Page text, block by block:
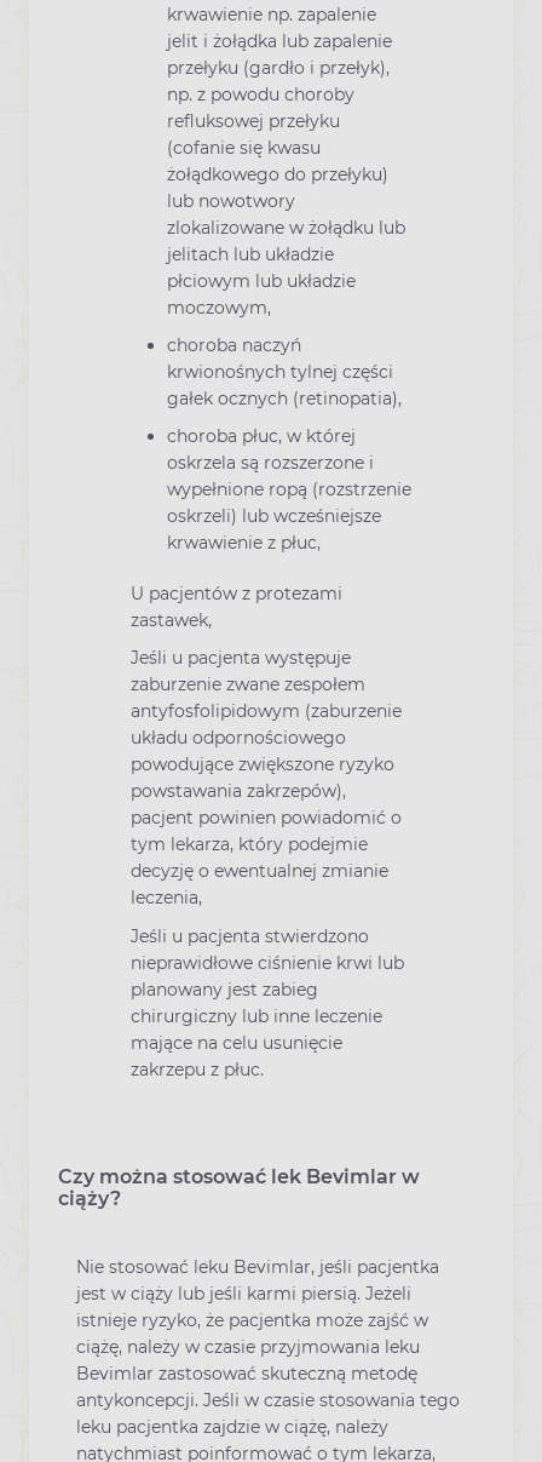
krwawienie np. zapalenie
jelit i żołądka lub zapalenie
przełyku (gardło i przełyk),
np. z powodu choroby
refluksowej przełyku
(cofanie się kwasu
żołądkowego do przełyku)
lub nowotwory
zlokalizowane w żołądku lub
jelitach lub układzie
płciowym lub układzie
moczowym,
choroba naczyń
krwionośnych tylnej części
gałek ocznych (retinopatia),
choroba płuc, w której
oskrzela są rozszerzone i
wypełnione ropą (rozstrzenie
oskrzeli) lub wcześniejsze
krwawienie z płuc,
U pacjentów z protezami
zastawek,
Jeśli u pacjenta występuje
zaburzenie zwane zespołem
antyfosfolipidowym (zaburzenie
układu odpornościowego
powodujące zwiększone ryzyko
powstawania zakrzepów),
pacjent powinien powiadomić o
tym lekarza, który podejmie
decyzję o ewentualnej zmianie
leczenia,
Jeśli u pacjenta stwierdzono
nieprawidłowe ciśnienie krwi lub
planowany jest zabieg
chirurgiczny lub inne leczenie
mające na celu usunięcie
zakrzepu z płuc.
Czy można stosować lek Bevimlar w
ciąży?
Nie stosować leku Bevimlar, jeśli pacjentka
jest w ciąży lub jeśli karmi piersią. Jeżeli
istnieje ryzyko, że pacjentka może zajść w
ciążę, należy w czasie przyjmowania leku
Bevimlar zastosować skuteczną metodę
antykoncepcji. Jeśli w czasie stosowania tego
leku pacjentka zajdzie w ciążę, należy
natychmiast poinformować o tym lekarza,